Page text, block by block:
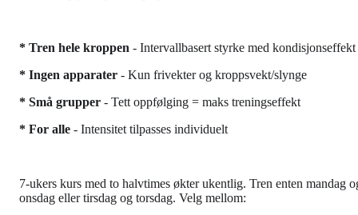
* Tren hele kroppen - Intervallbasert styrke med kondisjonseffekt
* Ingen apparater - Kun frivekter og kroppsvekt/slynge
* Små grupper - Tett oppfølging = maks treningseffekt
* For alle - Intensitet tilpasses individuelt
7-ukers kurs med to halvtimes økter ukentlig. Tren enten mandag
onsdag eller tirsdag og torsdag. Velg mellom: